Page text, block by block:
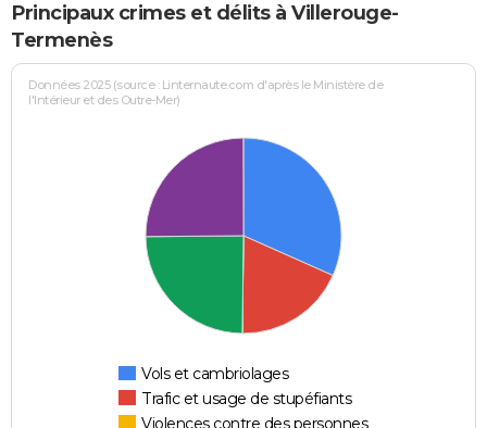
Principaux crimes et délits à Villerouge-
Termenès
Données 2025 (source : Linternaute.com d'après le Ministère de
l'Intérieur et des Outre-Mer)
Vols et cambriolages
Trafic et usage de stupéfiants